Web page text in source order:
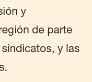
y
de parte
y las